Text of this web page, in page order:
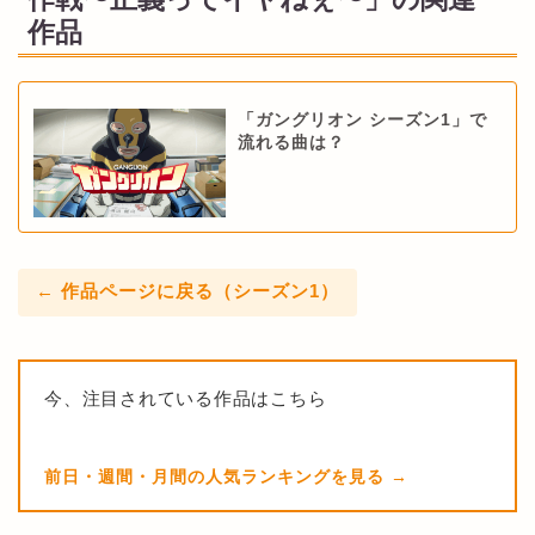
作品
「ガングリオン シーズン1」で
流れる曲は？
← 作品ページに戻る（シーズン1）
今、注目されている作品はこちら
前日・週間・月間の人気ランキングを見る